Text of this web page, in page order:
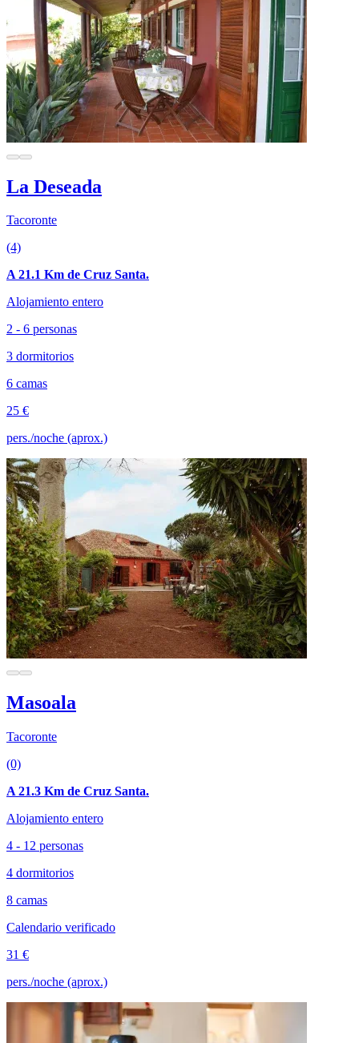
La Deseada
Tacoronte
(4)
A 21.1 Km de Cruz Santa.
Alojamiento entero
2 - 6 personas
3 dormitorios
6 camas
25 €
pers./noche (aprox.)
Masoala
Tacoronte
(0)
A 21.3 Km de Cruz Santa.
Alojamiento entero
4 - 12 personas
4 dormitorios
8 camas
Calendario verificado
31 €
pers./noche (aprox.)